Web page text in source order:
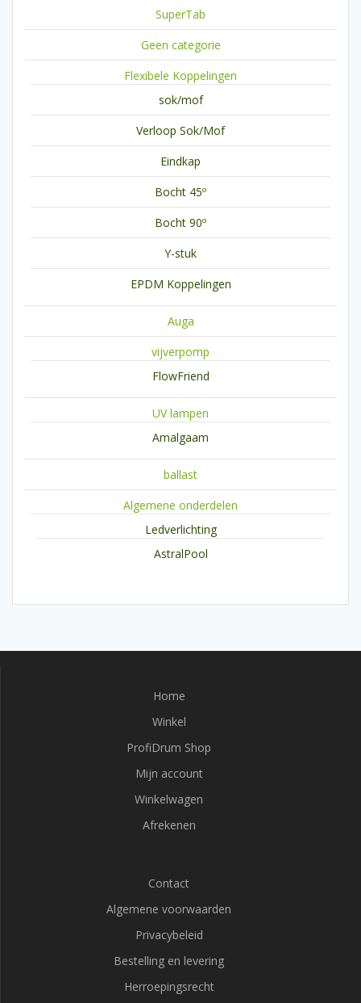
SuperTab
Geen categorie
Flexibele Koppelingen
sok/mof
Verloop Sok/Mof
Eindkap
Bocht 45º
Bocht 90º
Y-stuk
EPDM Koppelingen
Auga
vijverpomp
FlowFriend
UV lampen
Amalgaam
ballast
Algemene onderdelen
Ledverlichting
AstralPool
Home
Winkel
ProfiDrum Shop
Mijn account
Winkelwagen
Afrekenen
Contact
Algemene voorwaarden
Privacybeleid
Bestelling en levering
Herroepingsrecht